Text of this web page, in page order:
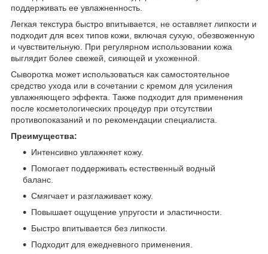
поддерживать ее увлажненность.
Легкая текстура быстро впитывается, не оставляет липкости и
подходит для всех типов кожи, включая сухую, обезвоженную
и чувствительную. При регулярном использовании кожа
выглядит более свежей, сияющей и ухоженной.
Сыворотка может использоваться как самостоятельное
средство ухода или в сочетании с кремом для усиления
увлажняющего эффекта. Также подходит для применения
после косметологических процедур при отсутствии
противопоказаний и по рекомендации специалиста.
Преимущества:
Интенсивно увлажняет кожу.
Помогает поддерживать естественный водный
баланс.
Смягчает и разглаживает кожу.
Повышает ощущение упругости и эластичности.
Быстро впитывается без липкости.
Подходит для ежедневного применения.